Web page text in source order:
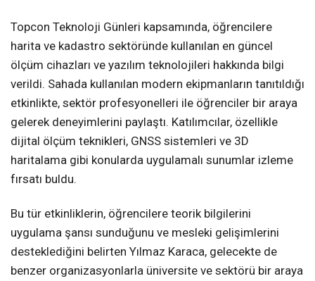
Topcon Teknoloji Günleri kapsamında, öğrencilere
harita ve kadastro sektöründe kullanılan en güncel
ölçüm cihazları ve yazılım teknolojileri hakkında bilgi
verildi. Sahada kullanılan modern ekipmanların tanıtıldığı
etkinlikte, sektör profesyonelleri ile öğrenciler bir araya
gelerek deneyimlerini paylaştı. Katılımcılar, özellikle
dijital ölçüm teknikleri, GNSS sistemleri ve 3D
haritalama gibi konularda uygulamalı sunumlar izleme
fırsatı buldu.
Bu tür etkinliklerin, öğrencilere teorik bilgilerini
uygulama şansı sunduğunu ve mesleki gelişimlerini
desteklediğini belirten Yılmaz Karaca, gelecekte de
benzer organizasyonlarla üniversite ve sektörü bir araya